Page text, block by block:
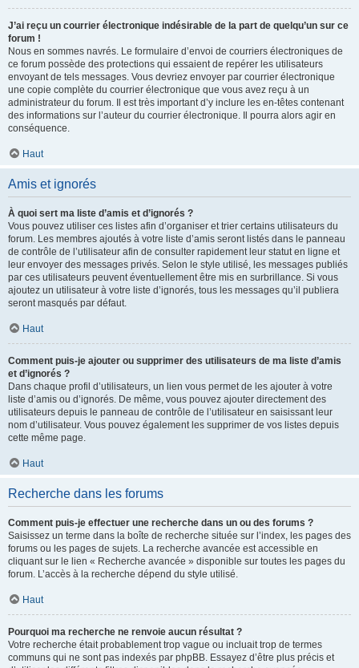
J’ai reçu un courrier électronique indésirable de la part de quelqu’un sur ce
forum !
Nous en sommes navrés. Le formulaire d’envoi de courriers électroniques de
ce forum possède des protections qui essaient de repérer les utilisateurs
envoyant de tels messages. Vous devriez envoyer par courrier électronique
une copie complète du courrier électronique que vous avez reçu à un
administrateur du forum. Il est très important d’y inclure les en-têtes contenant
des informations sur l’auteur du courrier électronique. Il pourra alors agir en
conséquence.
Haut
Amis et ignorés
À quoi sert ma liste d’amis et d’ignorés ?
Vous pouvez utiliser ces listes afin d’organiser et trier certains utilisateurs du
forum. Les membres ajoutés à votre liste d’amis seront listés dans le panneau
de contrôle de l’utilisateur afin de consulter rapidement leur statut en ligne et
leur envoyer des messages privés. Selon le style utilisé, les messages publiés
par ces utilisateurs peuvent éventuellement être mis en surbrillance. Si vous
ajoutez un utilisateur à votre liste d’ignorés, tous les messages qu’il publiera
seront masqués par défaut.
Haut
Comment puis-je ajouter ou supprimer des utilisateurs de ma liste d’amis
et d’ignorés ?
Dans chaque profil d’utilisateurs, un lien vous permet de les ajouter à votre
liste d’amis ou d’ignorés. De même, vous pouvez ajouter directement des
utilisateurs depuis le panneau de contrôle de l’utilisateur en saisissant leur
nom d’utilisateur. Vous pouvez également les supprimer de vos listes depuis
cette même page.
Haut
Recherche dans les forums
Comment puis-je effectuer une recherche dans un ou des forums ?
Saisissez un terme dans la boîte de recherche située sur l’index, les pages des
forums ou les pages de sujets. La recherche avancée est accessible en
cliquant sur le lien « Recherche avancée » disponible sur toutes les pages du
forum. L’accès à la recherche dépend du style utilisé.
Haut
Pourquoi ma recherche ne renvoie aucun résultat ?
Votre recherche était probablement trop vague ou incluait trop de termes
communs qui ne sont pas indexés par phpBB. Essayez d’être plus précis et